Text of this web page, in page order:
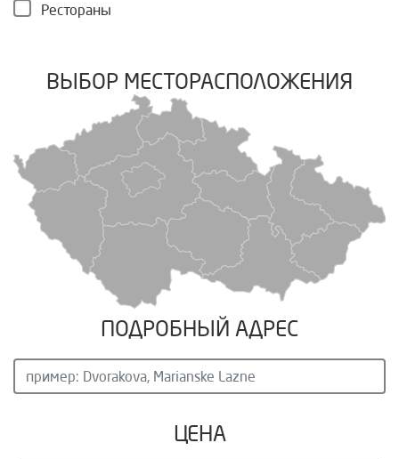
Рестораны
ВЫБОР МЕСТОРАСПОЛОЖЕНИЯ
ПОДРОБНЫЙ АДРЕС
ЦЕНА